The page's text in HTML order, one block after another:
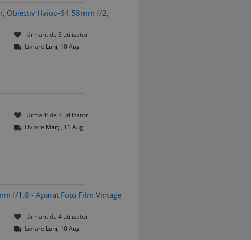
Obiectiv Haiou-64 58mm f/2,
Urmarit de 3 utilizatori
Livrare Luni, 10 Aug
Urmarit de 3 utilizatori
Livrare Marți, 11 Aug
f/1.8 - Aparat Foto Film Vintage
Urmarit de 4 utilizatori
Livrare Luni, 10 Aug